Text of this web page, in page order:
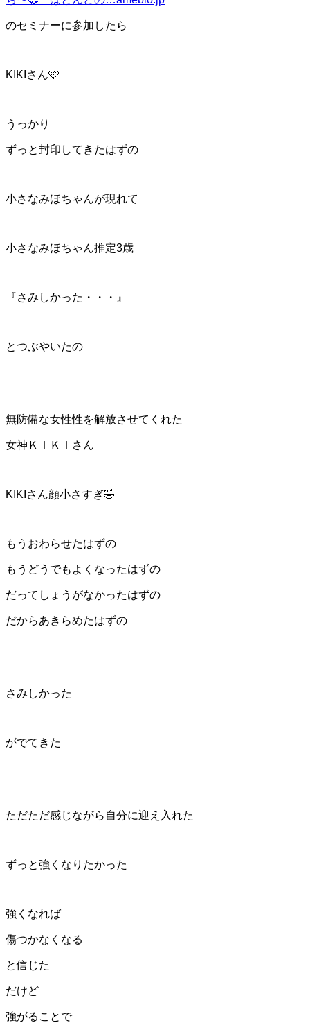
のセミナーに参加したら
KIKIさん🩷
うっかり
ずっと封印してきたはずの
小さなみほちゃんが現れて
小さなみほちゃん推定3歳
『さみしかった・・・』
とつぶやいたの
無防備な女性性を解放させてくれた
女神ＫＩＫＩさん
KIKIさん顔小さすぎ🤣
もうおわらせたはずの
もうどうでもよくなったはずの
だってしょうがなかったはずの
だからあきらめたはずの
さみしかった
がでてきた
ただただ感じながら自分に迎え入れた
ずっと強くなりたかった
強くなれば
傷つかなくなる
と信じた
だけど
強がることで